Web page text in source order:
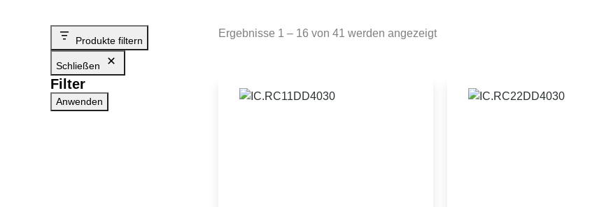
Produkte filtern
Schließen
Filter
Anwenden
Ergebnisse 1 – 16 von 41 werden angezeigt